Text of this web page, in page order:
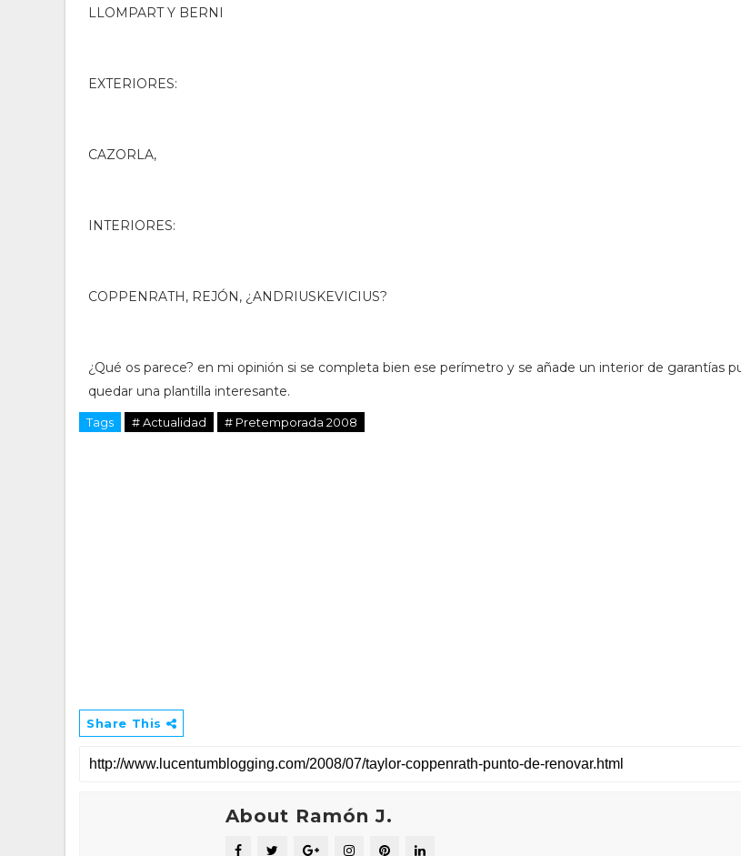
LLOMPART Y BERNI
EXTERIORES:
CAZORLA,
INTERIORES:
COPPENRATH, REJÓN, ¿ANDRIUSKEVICIUS?
¿Qué os parece? en mi opinión si se completa bien ese perímetro y se añade un interior de garantías
quedar una plantilla interesante.
Tags # Actualidad # Pretemporada 2008
Share This
About Ramón J.